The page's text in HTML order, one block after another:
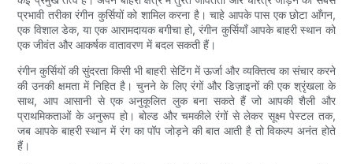
प्रभावी तरीका रंगीन कुर्सियों को शामिल करना है। चाहे आपके पास एक छोटा आँगन,
एक विशाल डेक, या एक आरामदायक बगीचा हो, रंगीन कुर्सियाँ आपके बाहरी स्थान को
एक जीवंत और आकर्षक वातावरण में बदल सकती हैं।
रंगीन कुर्सियों की सुंदरता किसी भी बाहरी सेटिंग में ऊर्जा और व्यक्तित्व का संचार करने
की उनकी क्षमता में निहित है। चुनने के लिए रंगों और डिज़ाइनों की एक श्रृंखला के
साथ, आप आसानी से एक अनुकूलित लुक बना सकते हैं जो आपकी शैली और
प्राथमिकताओं के अनुरूप हो। बोल्ड और चमकीले रंगों से लेकर सूक्ष्म पेस्टल तक,
जब आपके बाहरी स्थान में रंग का पॉप जोड़ने की बात आती है तो विकल्प अनंत होते
हैं।